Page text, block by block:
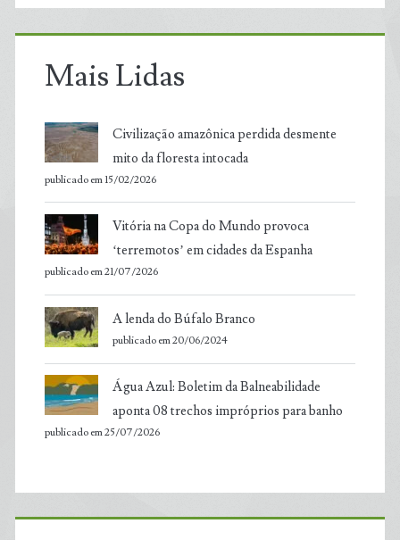
Mais Lidas
Civilização amazônica perdida desmente
mito da floresta intocada
publicado em 15/02/2026
Vitória na Copa do Mundo provoca
‘terremotos’ em cidades da Espanha
publicado em 21/07/2026
A lenda do Búfalo Branco
publicado em 20/06/2024
Água Azul: Boletim da Balneabilidade
aponta 08 trechos impróprios para banho
publicado em 25/07/2026